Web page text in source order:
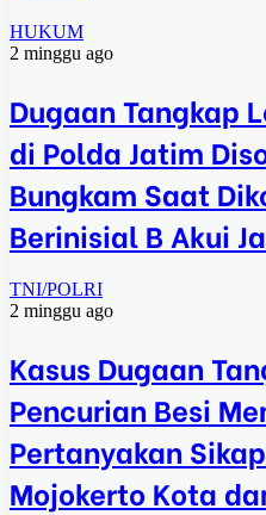
HUKUM
2 minggu ago
Dugaan Tangkap
di Polda Jatim
Bungkam Saat
Berinisial B Akui
TNI/POLRI
2 minggu ago
Kasus Dugaan
Pencurian Besi
Pertanyakan
Mojokerto Kota